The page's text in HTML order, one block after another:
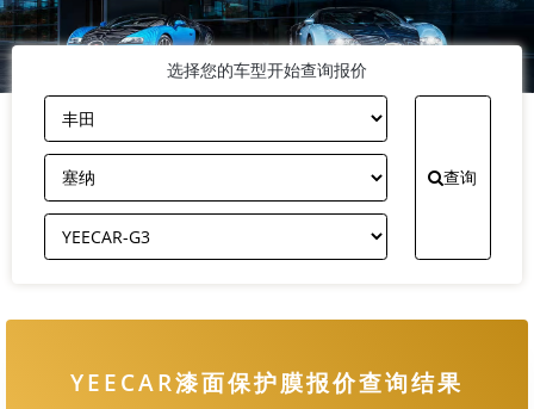
选择您的车型开始查询报价
查询
YEECAR漆面保护膜报价查询结果